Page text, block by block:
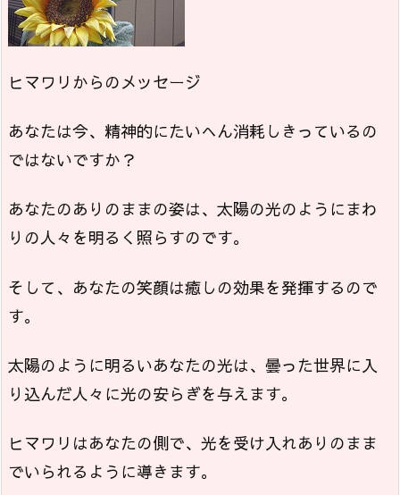
ヒマワリからのメッセージ
あなたは今、精神的にたいへん消耗しきっているの
ではないですか？
あなたのありのままの姿は、太陽の光のようにまわ
りの人々を明るく照らすのです。
そして、あなたの笑顔は癒しの効果を発揮するので
す。
太陽のように明るいあなたの光は、曇った世界に入
り込んだ人々に光の安らぎを与えます。
ヒマワリはあなたの側で、光を受け入れありのまま
でいられるように導きます。